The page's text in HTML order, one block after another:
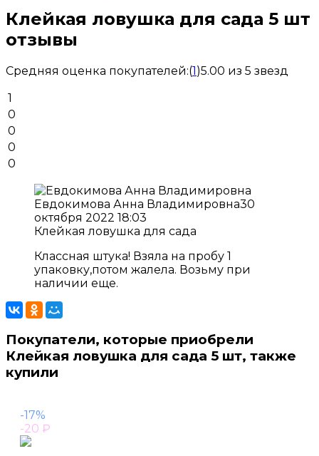
Клейкая ловушка для сада 5 шт
отзывы
Средняя оценка покупателей:(1)5.00 из 5 звезд
1
0
0
0
0
Евдокимова Анна Владимировна30
октября 2022 18:03
Клейкая ловушка для сада
Классная штука! Взяла на пробу 1
упаковку,потом жалела. Возьму при
наличии еще.
Покупатели, которые приобрели
Клейкая ловушка для сада 5 шт, также
купили
-17%
-20 ₽